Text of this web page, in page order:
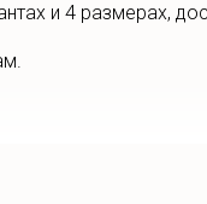
и 4 размерах,